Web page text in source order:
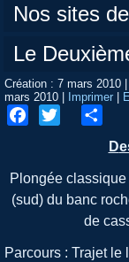
Nos sites
Le
Création : 7 mars 2010 |
mars 2010 | Imprimer |
D
Plongée
(sud) du banc
de
Parcours : Trajet le